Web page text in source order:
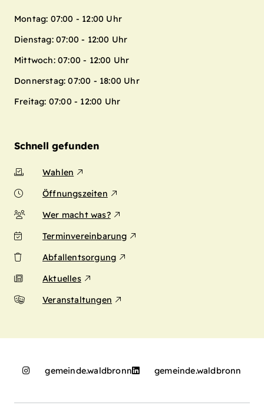
Montag: 07:00 - 12:00 Uhr
Dienstag: 07:00 - 12:00 Uhr
Mittwoch: 07:00 - 12:00 Uhr
Donnerstag: 07:00 - 18:00 Uhr
Freitag: 07:00 - 12:00 Uhr
Schnell gefunden
Wahlen
Öffnungszeiten
Wer macht was?
Terminvereinbarung
Abfallentsorgung
Aktuelles
Veranstaltungen
gemeinde.waldbronn gemeinde.waldbronn